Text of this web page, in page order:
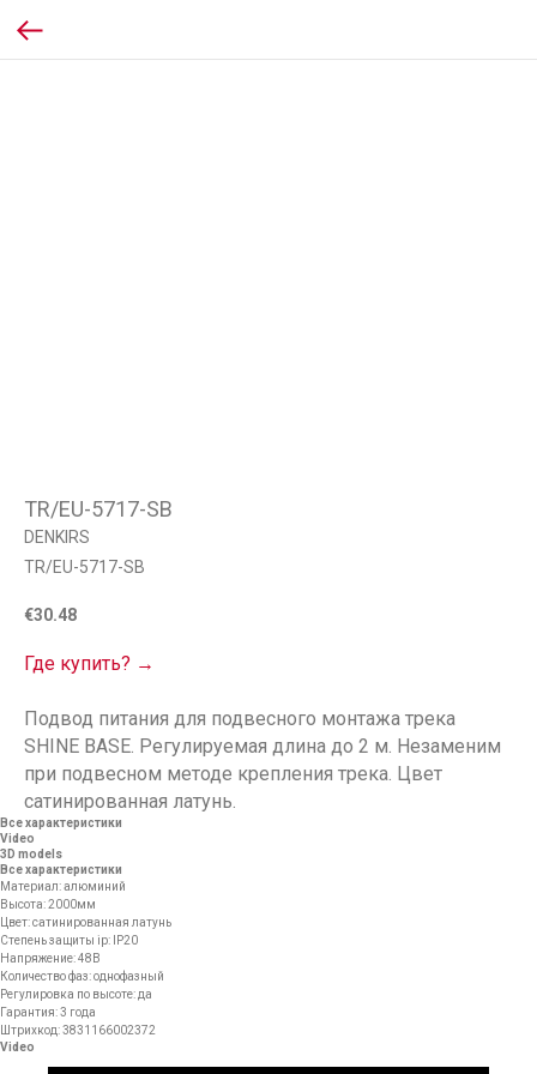
TR/EU-5717-SB
DENKIRS
TR/EU-5717-SB
€30.48
Где купить? →
Подвод питания для подвесного монтажа трека
SHINE BASE. Регулируемая длина до 2 м. Незаменим
при подвесном методе крепления трека. Цвет
сатинированная латунь.
Все характеристики
Video
3D models
Все характеристики
Материал: алюминий
Высота: 2000мм
Цвет: сатинированная латунь
Степень защиты ip: IP20
Напряжение: 48В
Количество фаз: однофазный
Регулировка по высоте: да
Гарантия: 3 года
Штрихкод: 3831166002372
Video